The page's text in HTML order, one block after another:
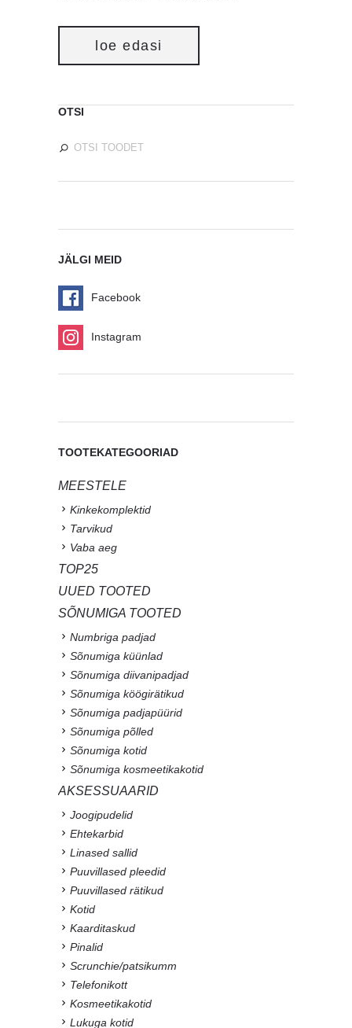
loe edasi
OTSI
JÄLGI MEID
Facebook
Instagram
TOOTEKATEGOORIAD
MEESTELE
Kinkekomplektid
Tarvikud
Vaba aeg
TOP25
UUED TOOTED
SÕNUMIGA TOOTED
Numbriga padjad
Sõnumiga küünlad
Sõnumiga diivanipadjad
Sõnumiga köögirätikud
Sõnumiga padjapüürid
Sõnumiga põlled
Sõnumiga kotid
Sõnumiga kosmeetikakotid
AKSESSUAARID
Joogipudelid
Ehtekarbid
Linased sallid
Puuvillased pleedid
Puuvillased rätikud
Kotid
Kaarditaskud
Pinalid
Scrunchie/patsikumm
Telefonikott
Kosmeetikakotid
Lukuga kotid